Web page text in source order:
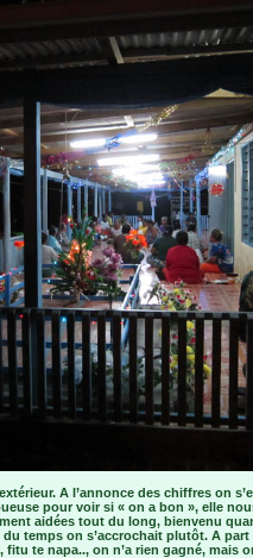
A l’annonce des chiffres on
pour voir si « on a bon », elle
aidées tout du long, bienvenu
temps on s’accrochait plutôt. A
te napa.., on n’a rien gagné, mais